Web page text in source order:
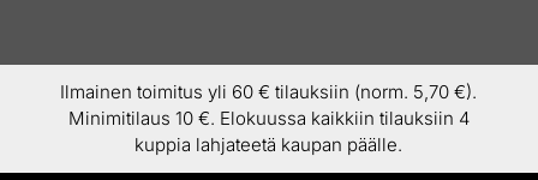
Ilmainen toimitus yli 60 € tilauksiin (norm. 5,70 €).
Minimitilaus 10 €. Elokuussa kaikkiin tilauksiin 4
kuppia lahjateetä kaupan päälle.